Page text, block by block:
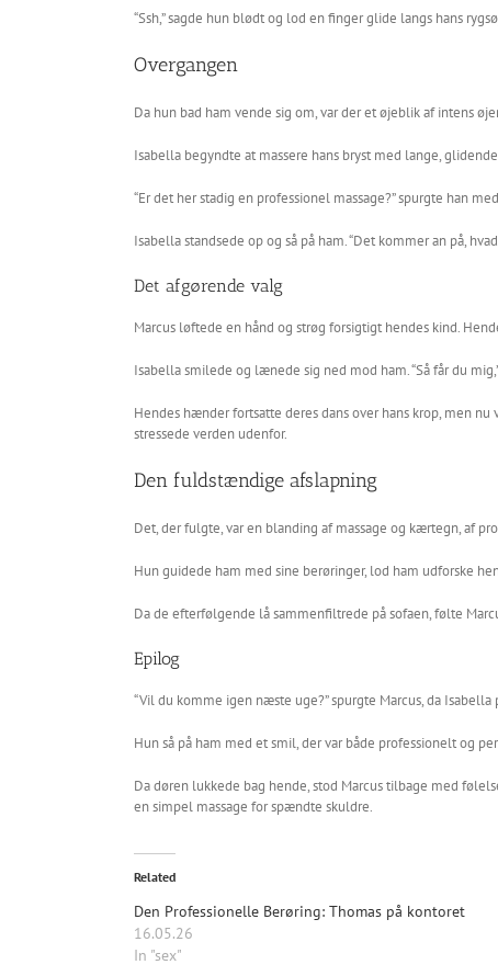
“Ssh,” sagde hun blødt og lod en finger glide langs hans
Overgangen
Da hun bad ham vende sig om, var der et øjeblik af intens
Isabella begyndte at massere hans bryst med lange,
“Er det her stadig en professionel massage?” spurgte han
Isabella standsede op og så på ham. “Det kommer an på,
Det afgørende valg
Marcus løftede en hånd og strøg forsigtigt hendes kind.
Isabella smilede og lænede sig ned mod ham. “Så får du
Hendes hænder fortsatte deres dans over hans krop, men
stressede verden udenfor.
Den fuldstændige afslapning
Det, der fulgte, var en blanding af massage og kærtegn, af
Hun guidede ham med sine berøringer, lod ham udforske
Da de efterfølgende lå sammenfiltrede på sofaen, følte
Epilog
“Vil du komme igen næste uge?” spurgte Marcus, da Isabella
Hun så på ham med et smil, der var både professionelt og
Da døren lukkede bag hende, stod Marcus tilbage med
en simpel massage for spændte skuldre.
Related
Den Professionelle Berøring: Thomas på kontoret
16.05.26
In "sex"